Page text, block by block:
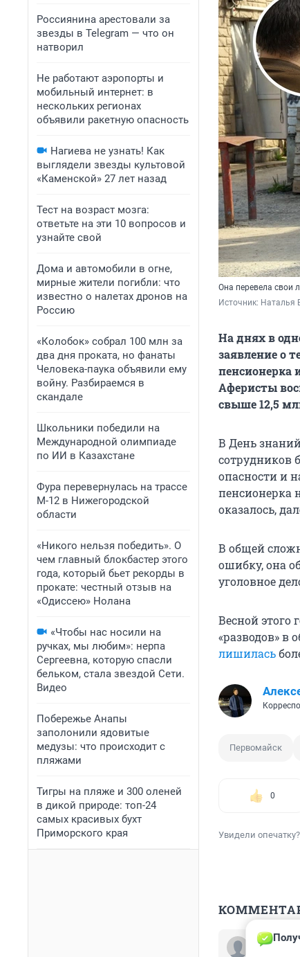
Россиянина арестовали за
звезды в Telegram — что он
натворил
Не работают аэропорты и
мобильный интернет: в
нескольких регионах
объявили ракетную опасность
Нагиева не узнать! Как
выглядели звезды культовой
«Каменской» 27 лет назад
Тест на возраст мозга:
ответьте на эти 10 вопросов и
узнайте свой
Дома и автомобили в огне,
мирные жители погибли: что
известно о налетах дронов на
Россию
«Колобок» собрал 100 млн за
два дня проката, но фанаты
Человека-паука объявили ему
войну. Разбираемся в
скандале
Школьники победили на
Международной олимпиаде
по ИИ в Казахстане
Фура перевернулась на трассе
М-12 в Нижегородской
области
«Никого нельзя победить». О
чем главный блокбастер этого
года, который бьет рекорды в
прокате: честный отзыв на
«Одиссею» Нолана
«Чтобы нас носили на
ручках, мы любим»: нерпа
Сергеевна, которую спасли
бельком, стала звездой Сети.
Видео
Побережье Анапы
заполонили ядовитые
медузы: что происходит с
пляжами
Тигры на пляже и 300 оленей
в дикой природе: топ-24
самых красивых бухт
Приморского края
Она перевела свои
Источник: Наталья
На днях в
заявление о
пенсионерка
Аферисты
свыше 12,5
В День
сотрудников
опасности и
пенсионерка
оказалось,
В общей
ошибку, она
уголовное
Весной этого
«разводов» в
лишилась
Первомайск
0
Увидели
Гость